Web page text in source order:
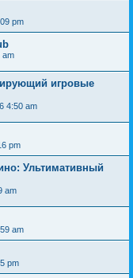
pm
am
игровые
4:50 am
pm
Ультимативный
am
am
pm